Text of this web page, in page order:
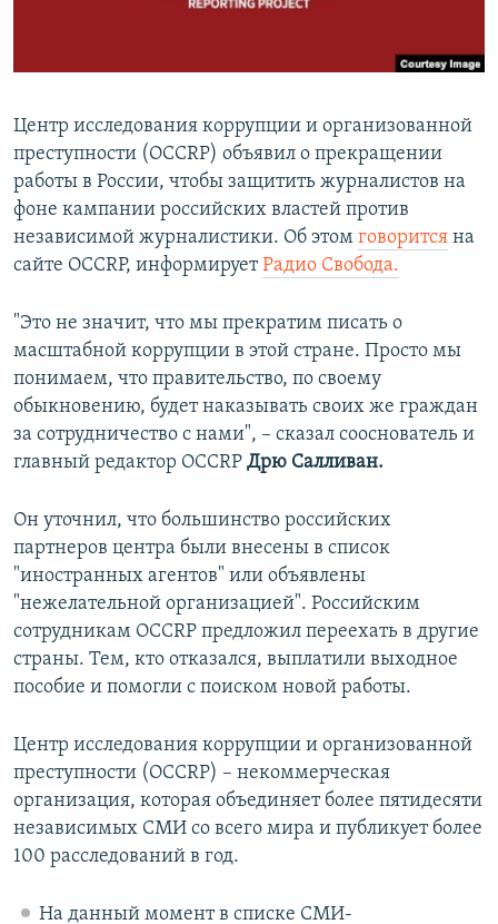
УКРАИНСКАЯ ПРОБЛЕМА КРЫМА
Все сайты RFE/RL
Центр исследования коррупции и организованной
преступности (OCCRP) объявил о прекращении
работы в России, чтобы защитить журналистов на
фоне кампании российских властей против
независимой журналистики. Об этом говорится на
сайте OCCRP, информируетРадио Свобода.
"Это не значит, что мы прекратим писать о
масштабной коррупции в этой стране. Просто мы
понимаем, что правительство, по своему
обыкновению, будет наказывать своих же граждан
за сотрудничество с нами", – сказал сооснователь и
главный редактор OCCRP Дрю Салливан.
Он уточнил, что большинство российских
партнеров центра были внесены в список
"иностранных агентов" или объявлены
"нежелательной организацией". Российским
сотрудникам OCCRP предложил переехать в другие
страны. Тем, кто отказался, выплатили выходное
пособие и помогли с поиском новой работы.
Центр исследования коррупции и организованной
преступности (OCCRP) – некоммерческая
организация, которая объединяет более пятидесяти
независимых СМИ со всего мира и публикует более
100 расследований в год.
На данный момент в списке СМИ-